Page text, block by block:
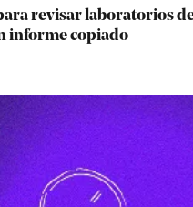
revisar laboratorios
informe copiado